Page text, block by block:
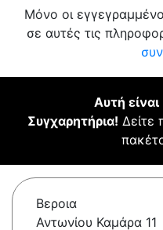
Μόνο οι
σε αυτές τις
Αυτή είναι
Συγχαρητήρια! Δείτε
Βεροια
Αντωνίου Καμάρα 11